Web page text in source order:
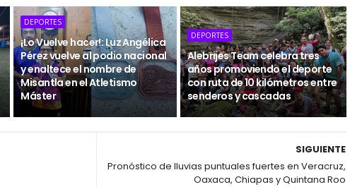
DEPORTES
¡Lo Vuelve hacer!: Luz Angélica
Pérez vuelve al podio nacional
y enaltece el nombre de
Misantla en el Atletismo
Máster
DEPORTES
Alebrijes Team celebra tres
años promoviendo el deporte
con ruta de 10 kilómetros entre
senderos y cascadas
SIGUIENTE
Pronóstico de lluvias puntuales fuertes en Veracruz,
Oaxaca, Chiapas y Quintana Roo